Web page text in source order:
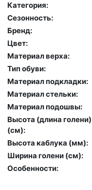
Категория:
Сезонность:
Бренд:
Цвет:
Материал верха:
Тип обуви:
Материал подкладки:
Материал стельки:
Материал подошвы:
Высота (длина голени)
(cм):
Высота каблука (мм):
Ширина голени (см):
Особенности: